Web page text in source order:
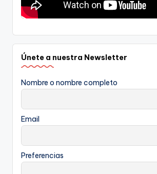
Únete a nuestra Newsletter
Nombre o nombre completo
Email
Preferencias